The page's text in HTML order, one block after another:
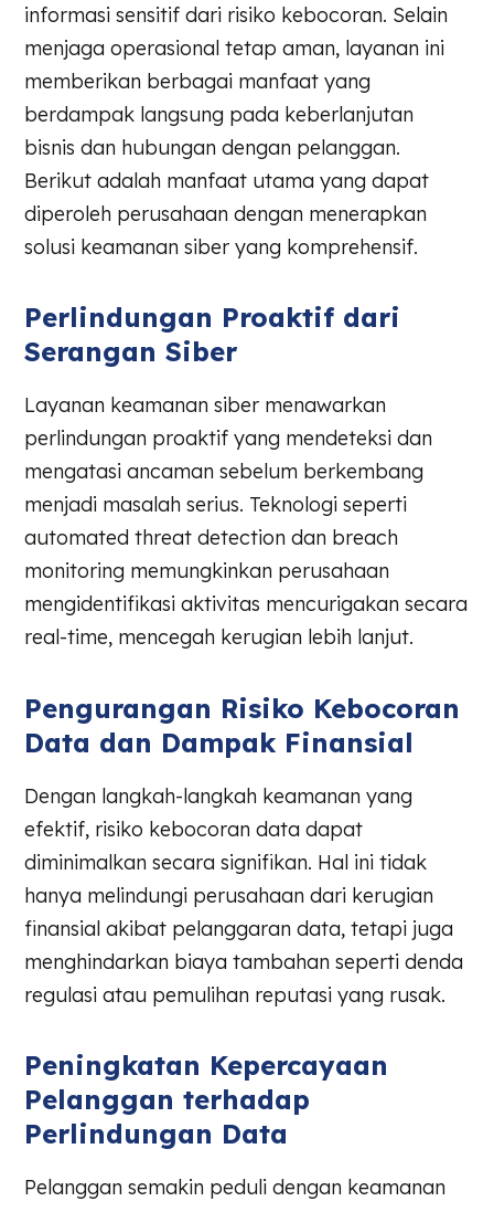
informasi sensitif dari risiko kebocoran. Selain
menjaga operasional tetap aman, layanan ini
memberikan berbagai manfaat yang
berdampak langsung pada keberlanjutan
bisnis dan hubungan dengan pelanggan.
Berikut adalah manfaat utama yang dapat
diperoleh perusahaan dengan menerapkan
solusi keamanan siber yang komprehensif.
Perlindungan Proaktif dari
Serangan Siber
Layanan keamanan siber menawarkan
perlindungan proaktif yang mendeteksi dan
mengatasi ancaman sebelum berkembang
menjadi masalah serius. Teknologi seperti
automated threat detection dan breach
monitoring memungkinkan perusahaan
mengidentifikasi aktivitas mencurigakan secara
real-time, mencegah kerugian lebih lanjut.
Pengurangan Risiko Kebocoran
Data dan Dampak Finansial
Dengan langkah-langkah keamanan yang
efektif, risiko kebocoran data dapat
diminimalkan secara signifikan. Hal ini tidak
hanya melindungi perusahaan dari kerugian
finansial akibat pelanggaran data, tetapi juga
menghindarkan biaya tambahan seperti denda
regulasi atau pemulihan reputasi yang rusak.
Peningkatan Kepercayaan
Pelanggan terhadap
Perlindungan Data
Pelanggan semakin peduli dengan keamanan